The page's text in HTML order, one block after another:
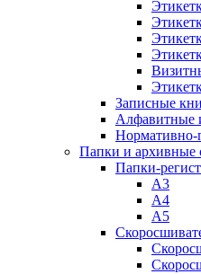
Записные
Алфавитные
Нормативно-
Папки и архивные
Папки-
А3
А4
А5